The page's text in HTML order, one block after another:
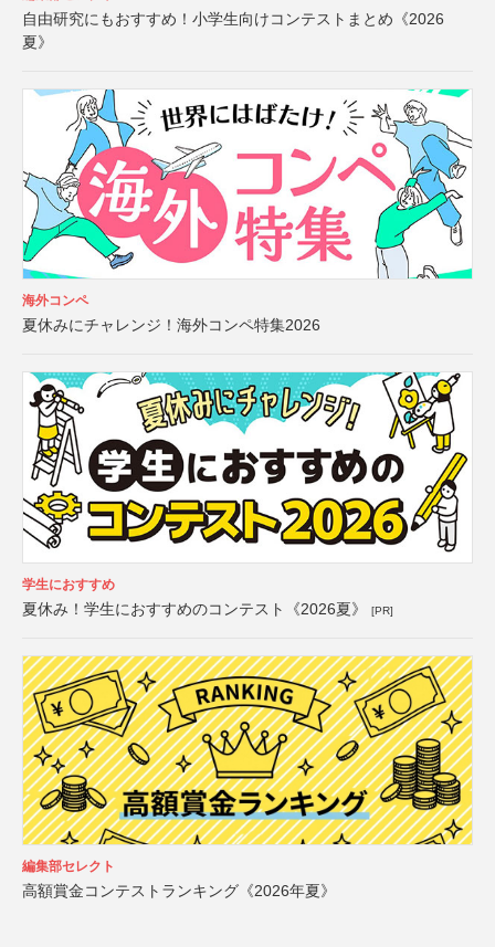
自由研究にもおすすめ！小学生向けコンテストまとめ《2026
夏》
海外コンペ
夏休みにチャレンジ！海外コンペ特集2026
学生におすすめ
夏休み！学生におすすめのコンテスト《2026夏》 [PR]
編集部セレクト
高額賞金コンテストランキング《2026年夏》